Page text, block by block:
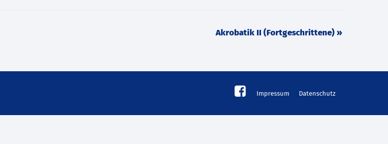
Akrobatik II (Fortgeschrittene) »
Impressum Datenschutz